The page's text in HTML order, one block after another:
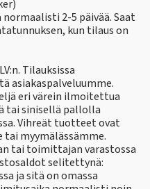
2-5 päivää. Saat
kun tilaus on
Tilauksissa
asiakaspalveluumme.
eri värein ilmoitettua
tai sinisellä pallolla
Vihreät tuotteet ovat
tai myymälässämme.
tai toimittajan varastossa
selitettynä:
ja sitä on omassa